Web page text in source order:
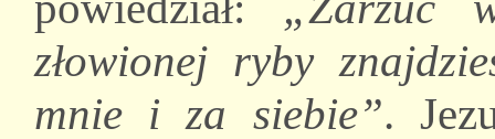
złowionej ryby
mnie i za siebie”.